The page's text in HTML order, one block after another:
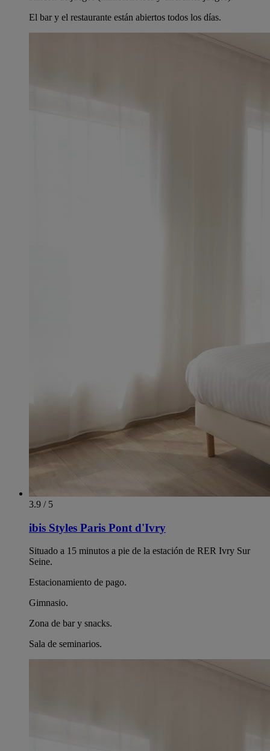
El bar y el restaurante están abiertos todos los días.
3.9 / 5
ibis Styles Paris Pont d'Ivry
Situado a 15 minutos a pie de la estación de RER Ivry Sur
Seine.
Estacionamiento de pago.
Gimnasio.
Zona de bar y snacks.
Sala de seminarios.